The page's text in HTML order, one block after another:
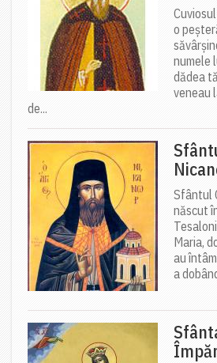
o
numele
dădea
veneau
de...
Sfântul
născut
Maria,
au
a